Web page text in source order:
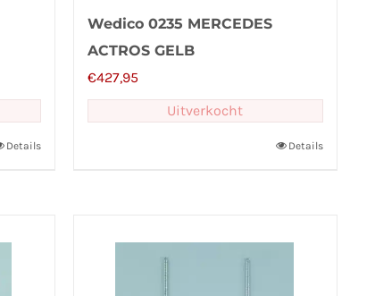
Details
Wedico 0235 MERCEDES
ACTROS GELB
€427,95
Uitverkocht
Details